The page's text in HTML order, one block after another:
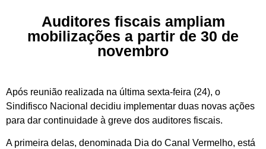
Auditores fiscais ampliam
mobilizações a partir de 30 de
novembro
Após reunião realizada na última sexta-feira (24), o
Sindifisco Nacional decidiu implementar duas novas ações
para dar continuidade à greve dos auditores fiscais.
A primeira delas, denominada Dia do Canal Vermelho, está